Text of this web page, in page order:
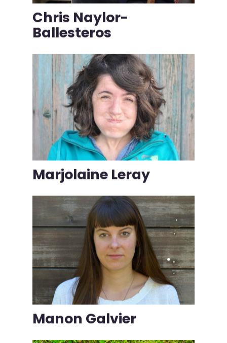
Chris Naylor-
Ballesteros
Marjolaine Leray
Manon Galvier